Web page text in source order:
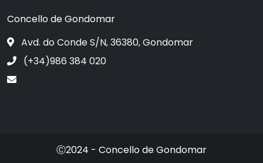
Concello de Gondomar
Avd. do Conde S/N, 36380, Gondomar
(+34)986 384 020
Ⓒ2024 - Concello de Gondomar